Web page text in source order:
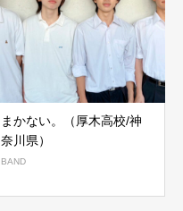
まかない。（厚木高校/神
奈川県）
BAND